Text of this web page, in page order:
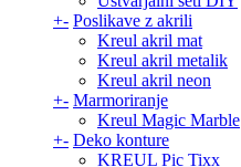
+- Poslikave z akrili
Kreul akril mat
Kreul akril metalik
Kreul akril neon
+- Marmoriranje
Kreul Magic Marble
+- Deko konture
KREUL Pic Tixx